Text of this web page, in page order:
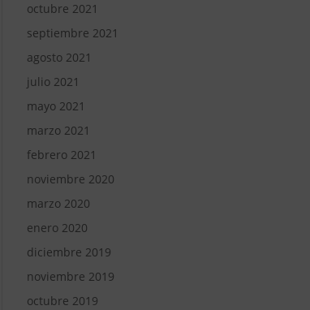
octubre 2021
septiembre 2021
agosto 2021
julio 2021
mayo 2021
marzo 2021
febrero 2021
noviembre 2020
marzo 2020
enero 2020
diciembre 2019
noviembre 2019
octubre 2019